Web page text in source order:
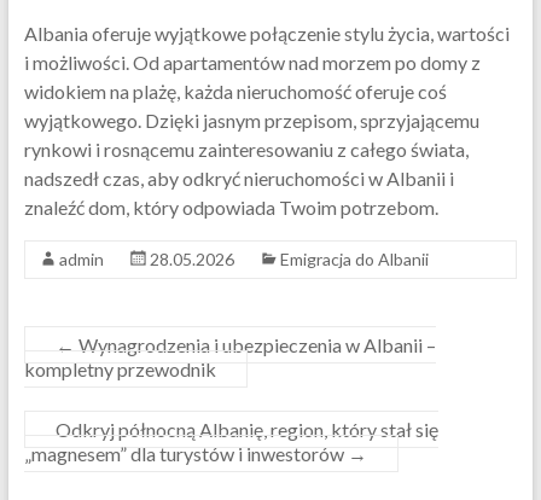
Albania oferuje wyjątkowe połączenie stylu życia, wartości
i możliwości. Od apartamentów nad morzem po domy z
widokiem na plażę, każda nieruchomość oferuje coś
wyjątkowego. Dzięki jasnym przepisom, sprzyjającemu
rynkowi i rosnącemu zainteresowaniu z całego świata,
nadszedł czas, aby odkryć nieruchomości w Albanii i
znaleźć dom, który odpowiada Twoim potrzebom.
admin 28.05.2026 Emigracja do Albanii
← Wynagrodzenia i ubezpieczenia w Albanii –
kompletny przewodnik
Odkryj północną Albanię, region, który stał się
„magnesem” dla turystów i inwestorów →